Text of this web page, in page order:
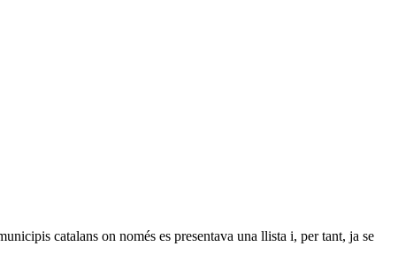
catalans on només es presentava una llista i, per tant, ja se